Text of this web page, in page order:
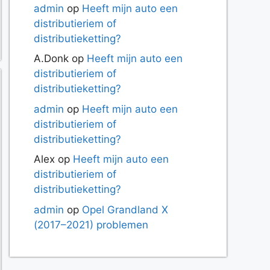
admin op Heeft mijn auto een
distributieriem of
distributieketting?
A.Donk op Heeft mijn auto een
distributieriem of
distributieketting?
admin op Heeft mijn auto een
distributieriem of
distributieketting?
Alex op Heeft mijn auto een
distributieriem of
distributieketting?
admin op Opel Grandland X
(2017–2021) problemen